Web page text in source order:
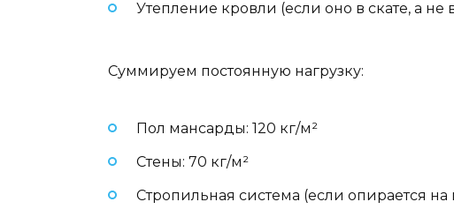
Утепление кровли (если оно в скате, а
Суммируем постоянную нагрузку:
Пол мансарды: 120 кг/м²
Стены: 70 кг/м²
Стропильная система (если опирается на